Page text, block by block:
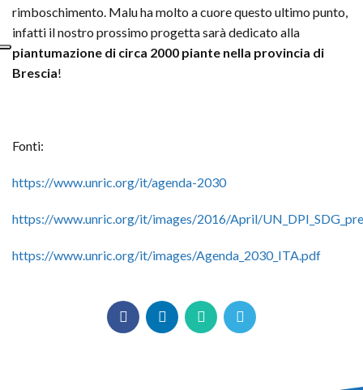
rimboschimento. Malu ha molto a cuore questo ultimo punto,
infatti il nostro prossimo progetta sarà dedicato alla
piantumazione di circa 2000 piante nella provincia di
Brescia!
Fonti:
https://www.unric.org/it/agenda-2030
https://www.unric.org/it/images/2016/April/
https://www.unric.org/it/images/Agenda_2030_ITA.pdf